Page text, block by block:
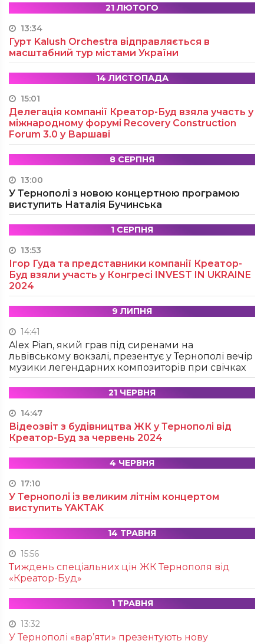
21 ЛЮТОГО
13:34
Гурт Kalush Orchestra відправляється в
масштабний тур містами України
14 ЛИСТОПАДА
15:01
Делегація компанії Креатор-Буд взяла участь у
міжнародному форумі Recovery Construction
Forum 3.0 у Варшаві
8 СЕРПНЯ
13:00
У Тернополі з новою концертною програмою
виступить Наталія Бучинська
1 СЕРПНЯ
13:53
Ігор Гуда та представники компанії Креатор-
Буд взяли участь у Конгресі INVEST IN UKRAINE
2024
9 ЛИПНЯ
14:41
Alex Pian, який грав під сиренами на
львівському вокзалі, презентує у Тернополі вечір
музики легендарних композиторів при свічках
21 ЧЕРВНЯ
14:47
Відеозвіт з будівництва ЖК у Тернополі від
Креатор-Буд за червень 2024
4 ЧЕРВНЯ
17:10
У Тернополі із великим літнім концертом
виступить YAKTAK
14 ТРАВНЯ
15:56
Тиждень спеціальних цін ЖК Тернополя від
«Креатор-Буд»
1 ТРАВНЯ
13:32
У Тернополі «вар’яти» презентують нову